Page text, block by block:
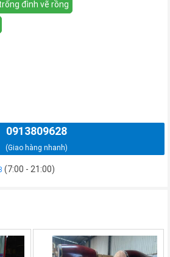
đình vẽ rồng
0913809628
(Giao hàng nhanh)
(7:00 - 21:00)